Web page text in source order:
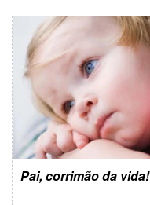
Pai, corrimão da vida!